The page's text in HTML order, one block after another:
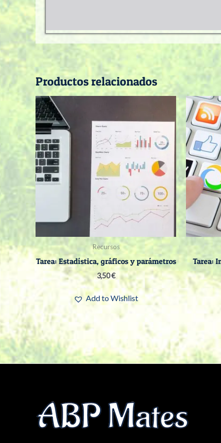
Productos relacionados
Recursos
Tarea: Estadística, gráficos y parámetros
3,50€
Add to Wishlist
Tarea: